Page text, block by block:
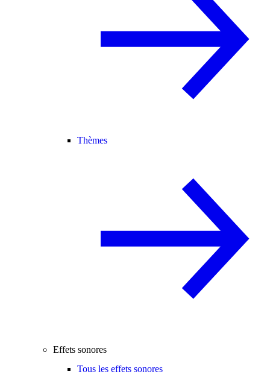
Thèmes
Effets sonores
Tous les effets sonores